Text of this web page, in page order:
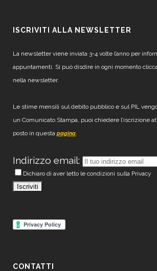
ISCRIVITI ALLA NEWSLETTER
La newsletter viene inviata 3-4 volte l’anno per
appuntamenti. Si può disdire in ogni momento
nella newsletter.
Le stime mensili sul debito pubblico e sul PIL
un Comunicato Stampa, puoi chiedere l’iscrizione
posto in questa pagina.
Indirizzo email:
Dichiaro di aver letto le condizioni sulla Privacy
CONTATTI